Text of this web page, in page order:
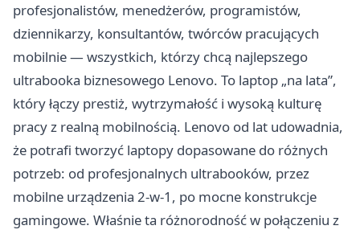
profesjonalistów, menedżerów, programistów,
dziennikarzy, konsultantów, twórców pracujących
mobilnie — wszystkich, którzy chcą najlepszego
ultrabooka biznesowego Lenovo. To laptop „na lata”,
który łączy prestiż, wytrzymałość i wysoką kulturę
pracy z realną mobilnością. Lenovo od lat udowadnia,
że potrafi tworzyć laptopy dopasowane do różnych
potrzeb: od profesjonalnych ultrabooków, przez
mobilne urządzenia 2-w-1, po mocne konstrukcje
gamingowe. Właśnie ta różnorodność w połączeniu z